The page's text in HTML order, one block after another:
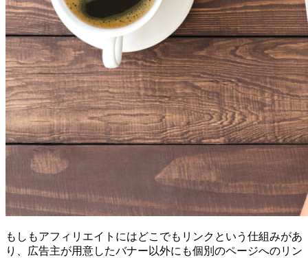
もしもアフィリエイトにはどこでもリンクという仕組みがあ
り、広告主が用意したバナー以外にも個別のページへのリン